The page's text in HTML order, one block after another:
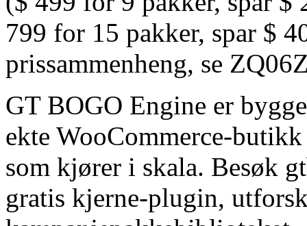
799 for 15 pakker, spar $
prissammenheng, se
GT BOGO Engine er
ekte WooCommerce-
som kjører i skala. Besøk
gratis kjerne-plugin,